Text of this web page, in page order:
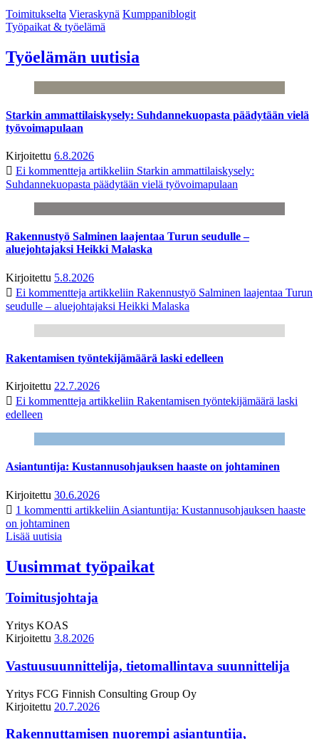
Toimitukselta Vieraskynä Kumppaniblogit
Työpaikat & työelämä
Työelämän uutisia
Starkin ammattilaiskysely: Suhdannekuopasta päädytään vielä
työvoimapulaan
Kirjoitettu 6.8.2026
Ei kommentteja artikkeliin Starkin ammattilaiskysely:
Suhdannekuopasta päädytään vielä työvoimapulaan
Rakennustyö Salminen laajentaa Turun seudulle –
aluejohtajaksi Heikki Malaska
Kirjoitettu 5.8.2026
Ei kommentteja artikkeliin Rakennustyö Salminen laajentaa Turun
seudulle – aluejohtajaksi Heikki Malaska
Rakentamisen työntekijämäärä laski edelleen
Kirjoitettu 22.7.2026
Ei kommentteja artikkeliin Rakentamisen työntekijämäärä laski
edelleen
Asiantuntija: Kustannusohjauksen haaste on johtaminen
Kirjoitettu 30.6.2026
1 kommentti artikkeliin Asiantuntija: Kustannusohjauksen haaste
on johtaminen
Lisää uutisia
Uusimmat työpaikat
Toimitusjohtaja
Yritys KOAS
Kirjoitettu 3.8.2026
Vastuusuunnittelija, tietomallintava suunnittelija
Yritys FCG Finnish Consulting Group Oy
Kirjoitettu 20.7.2026
Rakennuttamisen nuorempi asiantuntija,